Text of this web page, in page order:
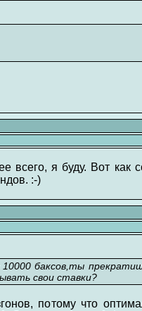
всего, я буду. Вот как
:-)
баксов,ты
свои ставки?
потому что